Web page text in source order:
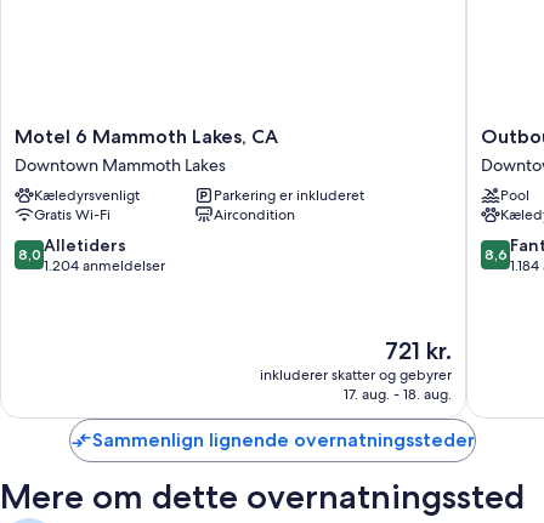
Andre faciliteter på værelserne tæller:
Badeværelser med en kombination af bruser/badekar og gratis
toiletartikler
Separat siddeområde, minikøleskabe og mikrobølgeovne
Motel
6
Mammoth
Lakes,
CA
Downtown
Mammoth
Motel 6 Mammoth Lakes, CA
Downtown Mammoth Lakes
Kæledyrsvenligt
Parkering er inkluderet
Gratis Wi-Fi
Aircondition
8.0
ud
8,0 Alletiders
1.204 anmeldelser
Prisen
er
721 kr.
721 kr.
inkluderer skatter og gebyrer
17. aug. - 18. aug.
Lakes
Pool
8.6
ud
8,6
Sammenlign lignende overnatningssteder
Mere om dette overnatningssted